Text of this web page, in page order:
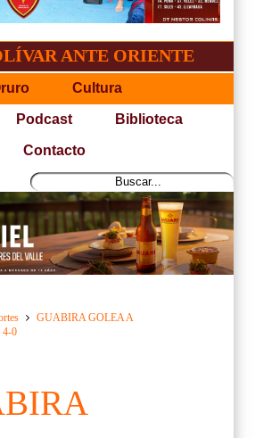
ORIENTE
Cultura
Podcast Biblioteca
Contacto
GUABIRA GOLEA A
0